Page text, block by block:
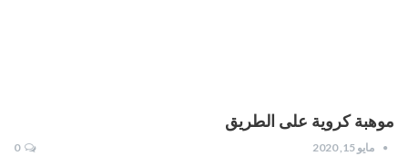
موهبة كروية على الطريق
مايو 15, 2020 0